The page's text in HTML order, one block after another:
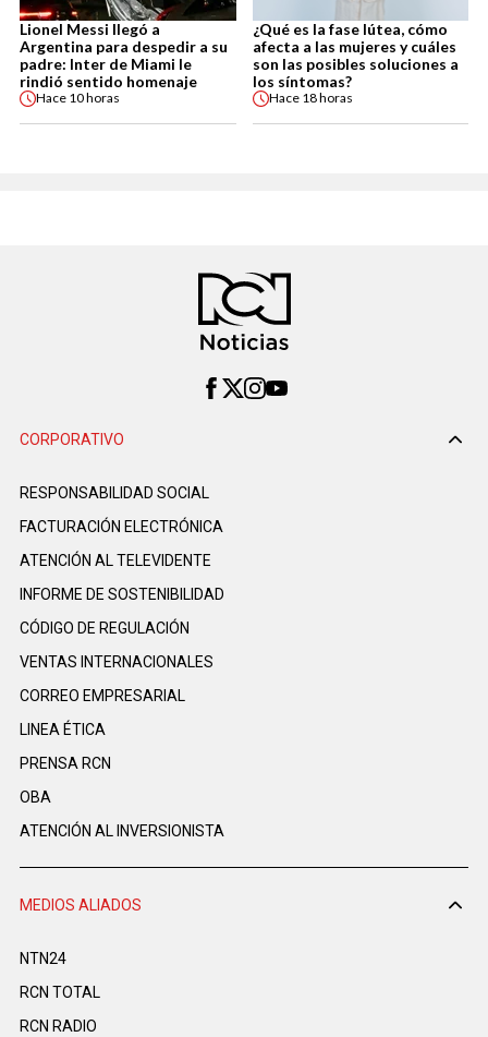
Lionel Messi llegó a
Argentina para despedir a su
padre: Inter de Miami le
rindió sentido homenaje
Hace 10 horas
¿Qué es la fase lútea, cómo
afecta a las mujeres y cuáles
son las posibles soluciones a
los síntomas?
Hace 18 horas
CORPORATIVO
RESPONSABILIDAD SOCIAL
FACTURACIÓN ELECTRÓNICA
ATENCIÓN AL TELEVIDENTE
INFORME DE SOSTENIBILIDAD
CÓDIGO DE REGULACIÓN
VENTAS INTERNACIONALES
CORREO EMPRESARIAL
LINEA ÉTICA
PRENSA RCN
OBA
ATENCIÓN AL INVERSIONISTA
MEDIOS ALIADOS
NTN24
RCN TOTAL
RCN RADIO